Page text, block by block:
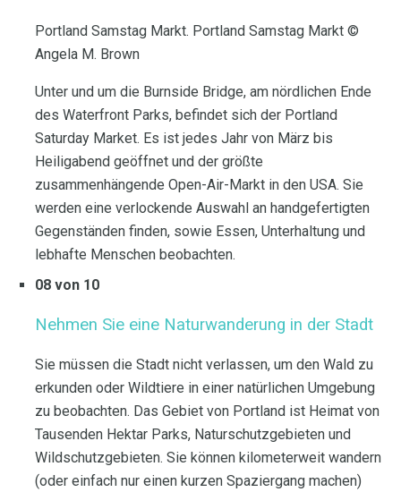
Portland Samstag Markt. Portland Samstag Markt ©
Angela M. Brown
Unter und um die Burnside Bridge, am nördlichen Ende
des Waterfront Parks, befindet sich der Portland
Saturday Market. Es ist jedes Jahr von März bis
Heiligabend geöffnet und der größte
zusammenhängende Open-Air-Markt in den USA. Sie
werden eine verlockende Auswahl an handgefertigten
Gegenständen finden, sowie Essen, Unterhaltung und
lebhafte Menschen beobachten.
08 von 10
Nehmen Sie eine Naturwanderung in der Stadt
Sie müssen die Stadt nicht verlassen, um den Wald zu
erkunden oder Wildtiere in einer natürlichen Umgebung
zu beobachten. Das Gebiet von Portland ist Heimat von
Tausenden Hektar Parks, Naturschutzgebieten und
Wildschutzgebieten. Sie können kilometerweit wandern
(oder einfach nur einen kurzen Spaziergang machen)